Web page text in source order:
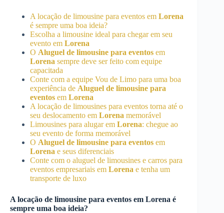
A locação de limousine para eventos em Lorena
é sempre uma boa ideia?
Escolha a limousine ideal para chegar em seu
evento em Lorena
O Aluguel de limousine para eventos em
Lorena sempre deve ser feito com equipe
capacitada
Conte com a equipe Vou de Limo para uma boa
experiência de Aluguel de limousine para
eventos em Lorena
A locação de limousines para eventos torna até o
seu deslocamento em Lorena memorável
Limousines para alugar em Lorena: chegue ao
seu evento de forma memorável
O Aluguel de limousine para eventos em
Lorena e seus diferenciais
Conte com o aluguel de limousines e carros para
eventos empresariais em Lorena e tenha um
transporte de luxo
A locação de limousine para eventos em Lorena é
sempre uma boa ideia?